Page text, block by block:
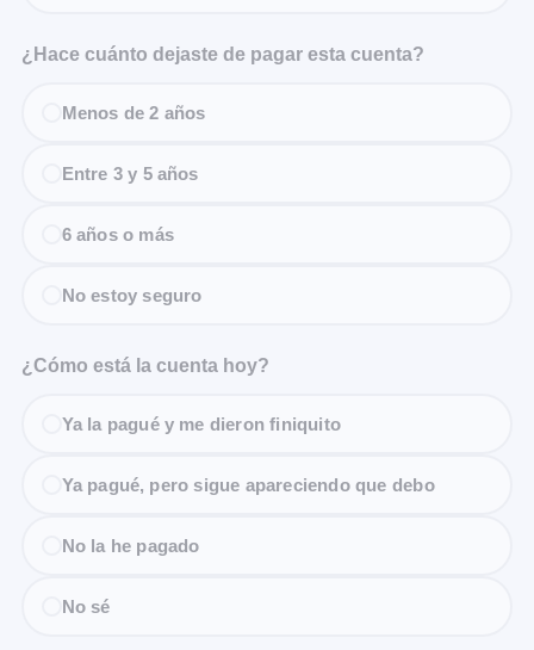
¿Hace cuánto dejaste de pagar esta cuenta?
Menos de 2 años
Entre 3 y 5 años
6 años o más
No estoy seguro
¿Cómo está la cuenta hoy?
Ya la pagué y me dieron finiquito
Ya pagué, pero sigue apareciendo que debo
No la he pagado
No sé